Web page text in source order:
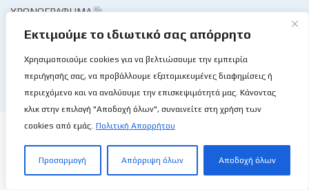
Εκτιμούμε το ιδιωτικό σας απόρρητο
Χρησιμοποιούμε cookies για να βελτιώσουμε την εμπειρία
περιήγησής σας, να προβάλλουμε εξατομικευμένες διαφημίσεις ή
περιεχόμενο και να αναλύουμε την επισκεψιμότητά μας. Κάνοντας
κλικ στην επιλογή "Αποδοχή όλων", συναινείτε στη χρήση των
cookies από εμάς. Πολιτική Απορρήτου
Προσαρμογή Απόρριψη όλων Αποδοχή όλων
ΧΡΟΝΟΓΡΆΦΗΜΑ
ΨΊΘΥΡΟΙ
Το Basketball Stories στις επάλξεις!